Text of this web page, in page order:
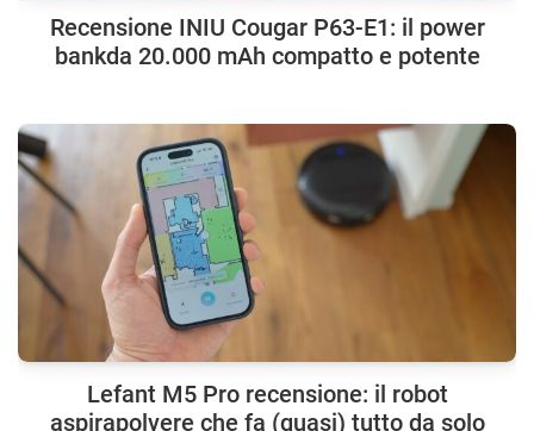
Recensione INIU Cougar P63-E1: il power
bankda 20.000 mAh compatto e potente
Lefant M5 Pro recensione: il robot
aspirapolvere che fa (quasi) tutto da solo